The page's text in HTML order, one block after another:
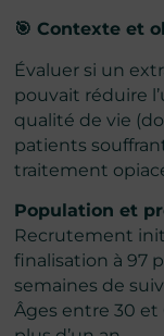
🎯 Contexte et
Évaluer si un
pouvait réduire
qualité de vie
patients
traitement
Population et
Recrutement
finalisation à 97
semaines de
Âges entre 30 et